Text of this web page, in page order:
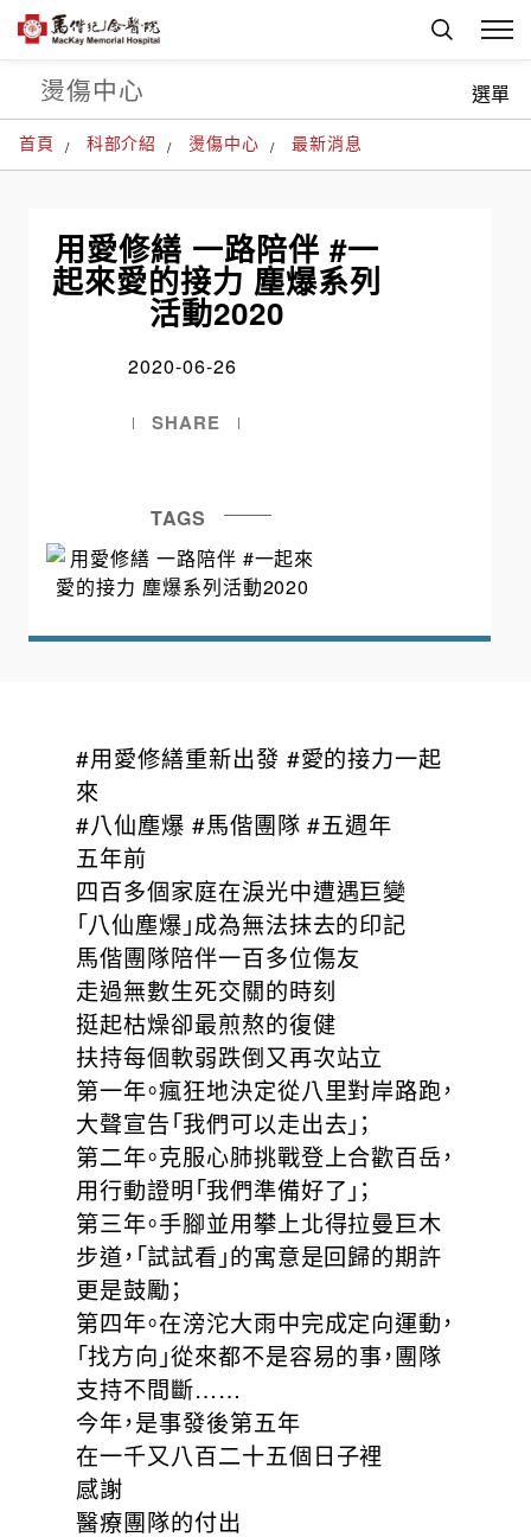
首頁 科部介紹 燙傷中心 最新消息
燙傷中心 選單
用愛修繕 一路陪伴 #一
起來愛的接力 塵爆系列
活動2020
2020-06-26
SHARE
TAGS
#用愛修繕重新出發 #愛的接力一起
來
#八仙塵爆 #馬偕團隊 #五週年
五年前
四百多個家庭在淚光中遭遇巨變
「八仙塵爆」成為無法抹去的印記
馬偕團隊陪伴一百多位傷友
走過無數生死交關的時刻
挺起枯燥卻最煎熬的復健
扶持每個軟弱跌倒又再次站立
第一年。瘋狂地決定從八里對岸路跑，
大聲宣告「我們可以走出去」；
第二年。克服心肺挑戰登上合歡百岳，
用行動證明「我們準備好了」；
第三年。手腳並用攀上北得拉曼巨木
步道，「試試看」的寓意是回歸的期許
更是鼓勵；
第四年。在滂沱大雨中完成定向運動，
「找方向」從來都不是容易的事，團隊
支持不間斷……
今年，是事發後第五年
在一千又八百二十五個日子裡
感謝
醫療團隊的付出